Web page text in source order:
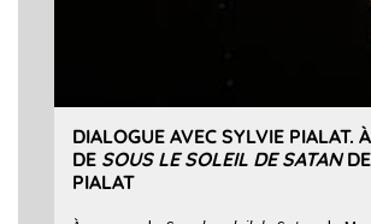
DIALOGUE AVEC SYLVIE PIALAT.
DE SOUS LE SOLEIL DE SATAN
PIALAT